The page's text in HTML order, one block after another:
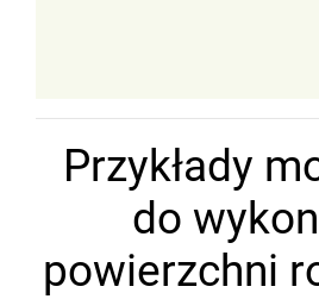
Przykłady
do
powierzchni